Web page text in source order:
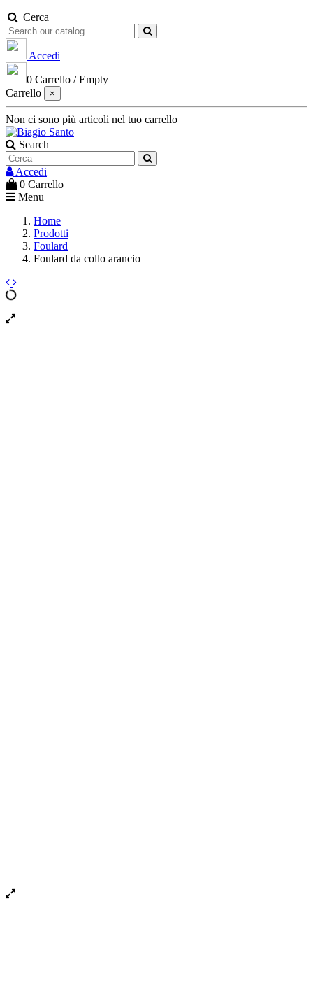
Cerca
Accedi
0 Carrello /Empty
Carrello
×
Non ci sono più articoli nel tuo carrello
Search
Accedi
0 Carrello
Menu
Home
Prodotti
Foulard
Foulard da collo arancio